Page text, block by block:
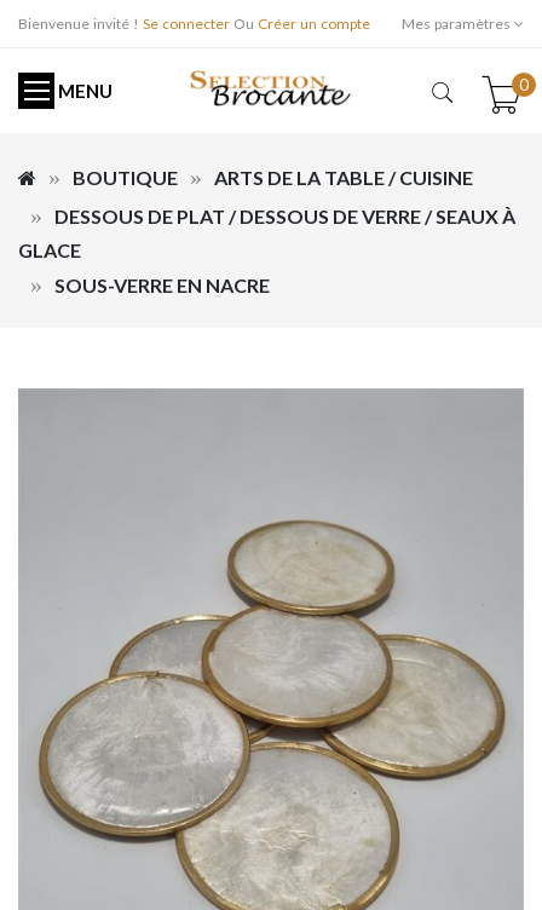
Bienvenue invité ! Se connecter Ou Créer un compte Mes paramètres
MENU 0
BOUTIQUE
ARTS DE LA TABLE / CUISINE
DESSOUS DE PLAT / DESSOUS DE VERRE / SEAUX À
GLACE
SOUS-VERRE EN NACRE